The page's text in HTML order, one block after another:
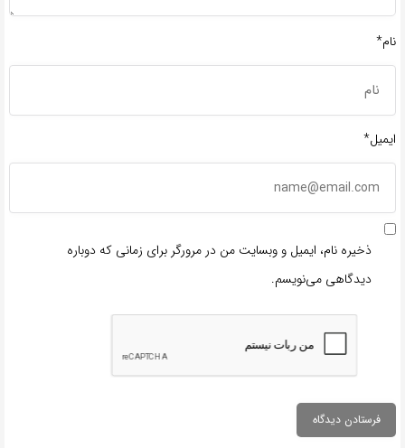
نام*
ایمیل*
ذخیره نام، ایمیل و وبسایت من در مرورگر برای زمانی که دوباره
دیدگاهی می‌نویسم.